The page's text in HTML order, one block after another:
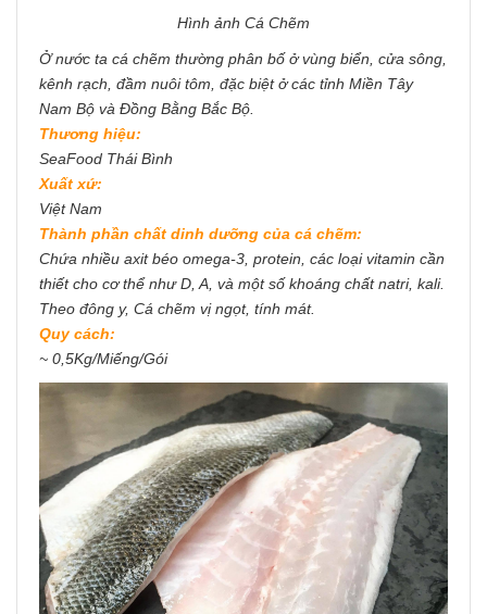
Hình ảnh Cá Chẽm
Ở nước ta cá chẽm thường phân bố ở vùng biển, cửa sông,
kênh rạch, đầm nuôi tôm, đặc biệt ở các tỉnh Miền Tây
Nam Bộ và Đồng Bằng Bắc Bộ.
Thương hiệu:
SeaFood Thái Bình
Xuất xứ:
Việt Nam
Thành phần chất dinh dưỡng của cá chẽm:
Chứa nhiều axit béo omega-3, protein, các loại vitamin cần
thiết cho cơ thể như D, A, và một số khoáng chất natri, kali.
Theo đông y, Cá chẽm vị ngọt, tính mát.
Quy cách:
~ 0,5Kg/Miếng/Gói